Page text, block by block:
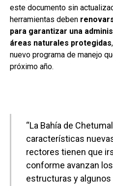
este documento sin
herramientas deben
para garantizar una
áreas naturales protegidas
nuevo programa de manejo
próximo año.
“La Bahía de
características
rectores tienen que
conforme avanzan
estructuras y algunos